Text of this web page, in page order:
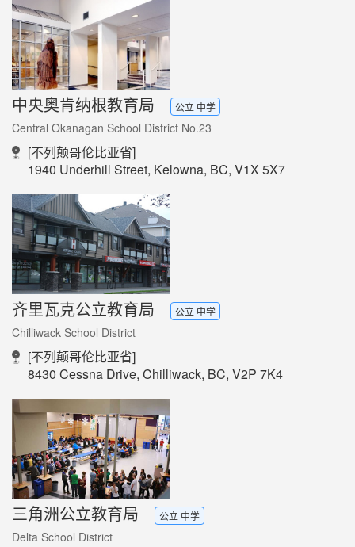
中央奥肯纳根教育局 公立 中学
Central Okanagan School District No.23
[不列颠哥伦比亚省]
1940 Underhill Street, Kelowna, BC, V1X 5X7
齐里瓦克公立教育局 公立 中学
Chilliwack School District
[不列颠哥伦比亚省]
8430 Cessna Drive, Chilliwack, BC, V2P 7K4
三角洲公立教育局 公立 中学
Delta School District